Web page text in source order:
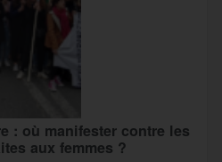
: où manifester contre les
aux femmes ?